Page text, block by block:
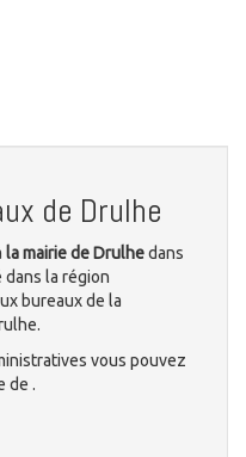
de Drulhe
la mairie de Drulhedans
la région
bureaux de la
vous pouvez
de .